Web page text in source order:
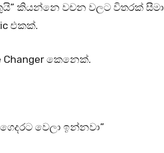
කියන්නෙ වචන වලට විතරක් සීමා
එකක්.
කෙනෙක්.
වෙලා ඉන්නවා”